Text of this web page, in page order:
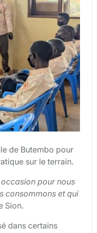
de Butembo pour
sur le terrain.
occasion pour nous
consommons et qui
Sion.
dans certains